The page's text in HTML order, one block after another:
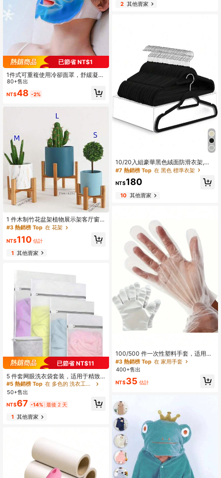
已節省 NT$1
1件式可重複使用冷卻面罩，舒緩凝膠
面罩，緩解疲勞，助眠，適合日常使
用，凝膠冰敷眼罩，冷卻冰敷眼罩/面
罩
80+售出
NT$48 -2%
1 件木制竹花盆架植物展示架客厅窗
台花架桌面花架不含花盆
#3 熱銷榜 Top 在 花架
NT$110 估計
1其他賣家
已節省 NT$11
5 件套网眼洗衣袋套装，适用于精致
衣物、胸罩、袜子、内衣、婴儿衣
物、旅行收纳袋
#5 熱銷榜 Top
在 多色的 洗衣工具配件
50+售出
NT$67 -14% 最後 2 天
1其他賣家
2其他賣家
10/20入組豪華黑色絨面防滑衣架,超
薄節省空間,重型旋轉黑色掛鉤適用於
衣物,西裝,上衣,領帶,襯衫,裙子和褲子
收納
#7 熱銷榜 Top 在 黑色 標準衣架
回購率高的顧客
#7 熱銷榜 Top 在 黑色 標準衣架
回購率高的顧客
#7 熱銷榜 Top
回購率高的顧客
NT$180
10 其他賣家
100/500 件一次性塑料手套，适用于
烹饪、食品制备、食品服务、家庭和
餐厅使用、染发、清洁用品、家用工
具、圣诞用品、厨房、浴室、家居、
家居用品
#3 熱銷榜 Top 在 家用手套
400+售出
NT$35 估計